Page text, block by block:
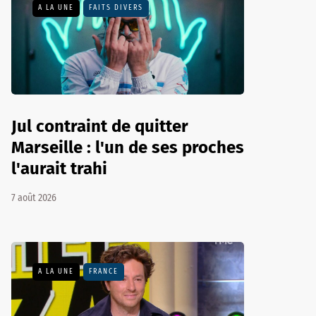
A LA UNE FAITS DIVERS
Jul contraint de quitter
Marseille : l'un de ses proches
l'aurait trahi
7 août 2026
A LA UNE FRANCE